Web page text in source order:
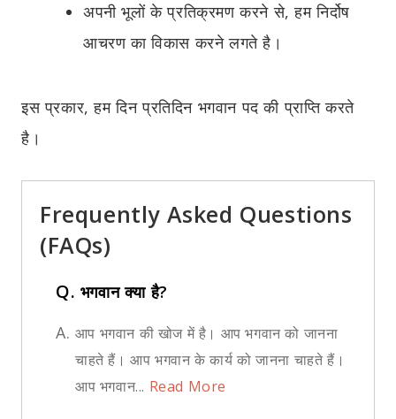
अपनी भूलों के प्रतिक्रमण करने से, हम निर्दोष
आचरण का विकास करने लगते है।
इस प्रकार, हम दिन प्रतिदिन भगवान पद की प्राप्ति करते
है।
Frequently Asked Questions
(FAQs)
Q. भगवान क्या है?
A. आप भगवान की खोज में है। आप भगवान को जानना
चाहते हैं। आप भगवान के कार्य को जानना चाहते हैं।
आप भगवान... Read More